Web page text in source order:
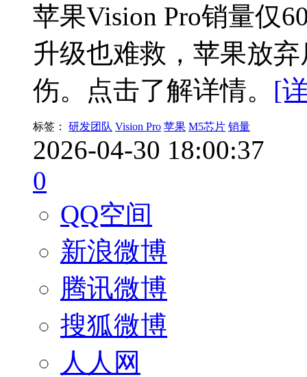
苹果Vision Pro销量仅
升级也难救，苹果放
伤。点击了解详情。 [
标签： 研发团队 Vision Pro 苹果 M5芯片 销量
2026-04-30 18:00:37
0
QQ空间
新浪微博
腾讯微博
搜狐微博
人人网